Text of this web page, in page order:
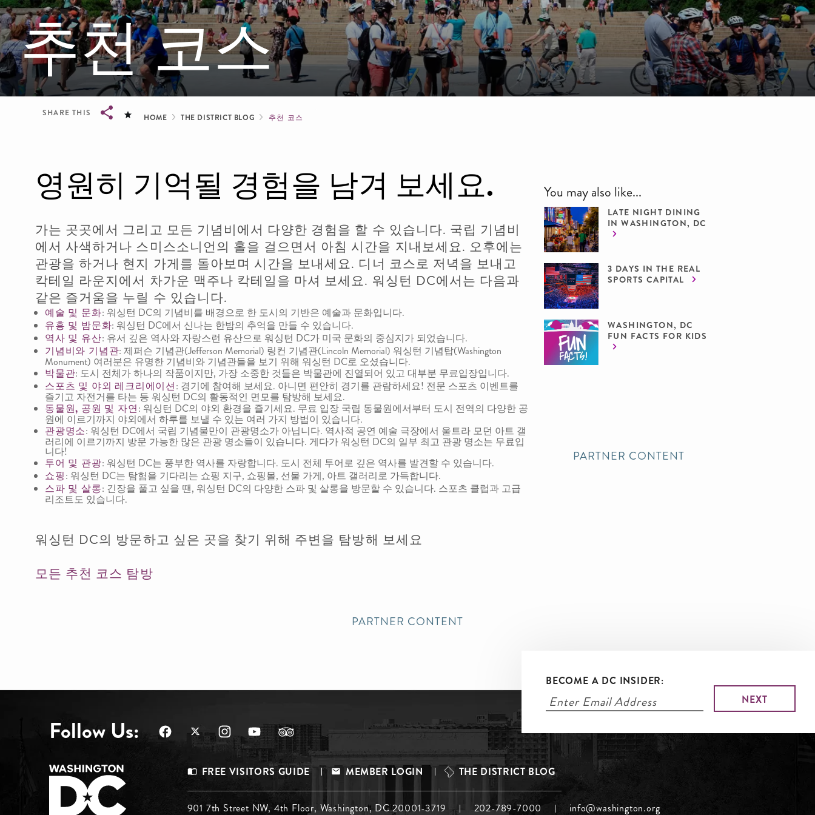
추천 코스
SHARE THIS Breadcrumb
HOME THE DISTRICT BLOG 추천 코스
영원히 기억될 경험을 남겨 보세요.
가는 곳곳에서 그리고 모든 기념비에서 다양한 경험을 할 수 있습니다. 국립 기념비
에서 사색하거나 스미스소니언의 홀을 걸으면서 아침 시간을 지내보세요. 오후에는
관광을 하거나 현지 가게를 돌아보며 시간을 보내세요. 디너 코스로 저녁을 보내고
칵테일 라운지에서 차가운 맥주나 칵테일을 마셔 보세요. 워싱턴 DC에서는 다음과
같은 즐거움을 누릴 수 있습니다.
예술 및 문화: 워싱턴 DC의 기념비를 배경으로 한 도시의 기반은 예술과 문화입니다.
유흥 및 밤문화: 워싱턴 DC에서 신나는 한밤의 추억을 만들 수 있습니다.
역사 및 유산: 유서 깊은 역사와 자랑스런 유산으로 워싱턴 DC가 미국 문화의 중심지가 되었습니다.
기념비와 기념관: 제퍼슨 기념관(Jefferson Memorial) 링컨 기념관(Lincoln Memorial) 워싱턴 기념탑(Washington
Monument) 여러분은 유명한 기념비와 기념관들을 보기 위해 워싱턴 DC로 오셨습니다.
박물관: 도시 전체가 하나의 작품이지만, 가장 소중한 것들은 박물관에 진열되어 있고 대부분 무료입장입니다.
스포츠 및 야외 레크리에이션: 경기에 참여해 보세요. 아니면 편안히 경기를 관람하세요! 전문 스포츠 이벤트를
즐기고 자전거를 타는 등 워싱턴 DC의 활동적인 면모를 탐방해 보세요.
동물원, 공원 및 자연: 워싱턴 DC의 야외 환경을 즐기세요. 무료 입장 국립 동물원에서부터 도시 전역의 다양한 공
원에 이르기까지 야외에서 하루를 보낼 수 있는 여러 가지 방법이 있습니다.
관광명소: 워싱턴 DC에서 국립 기념물만이 관광명소가 아닙니다. 역사적 공연 예술 극장에서 울트라 모던 아트 갤
러리에 이르기까지 방문 가능한 많은 관광 명소들이 있습니다. 게다가 워싱턴 DC의 일부 최고 관광 명소는 무료입
니다!
투어 및 관광: 워싱턴 DC는 풍부한 역사를 자랑합니다. 도시 전체 투어로 깊은 역사를 발견할 수 있습니다.
쇼핑: 워싱턴 DC는 탐험을 기다리는 쇼핑 지구, 쇼핑몰, 선물 가게, 아트 갤러리로 가득합니다.
스파 및 살롱: 긴장을 풀고 싶을 땐, 워싱턴 DC의 다양한 스파 및 살롱을 방문할 수 있습니다. 스포츠 클럽과 고급
리조트도 있습니다.
워싱턴 DC의 방문하고 싶은 곳을 찾기 위해 주변을 탐방해 보세요
모든 추천 코스 탐방
You may also like...
LATE NIGHT DINING
IN WASHINGTON, DC
3 DAYS IN THE REAL
SPORTS CAPITAL
WASHINGTON, DC
FUN FACTS FOR KIDS
PARTNER CONTENT
PARTNER CONTENT
BECOME A DC INSIDER:
Follow Us:
Footer
FREE VISITORS GUIDE MEMBER LOGIN THE DISTRICT BLOG
901 7th Street NW, 4th Floor, Washington, DC 20001-3719 202-789-7000 info@washington.org